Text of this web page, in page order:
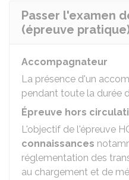
Passer l'examen
(épreuve
Accompagnateur
La présence d'un
pendant toute la durée
Épreuve hors
L'objectif de l'épreuve
connaissances
réglementation des
au chargement et de